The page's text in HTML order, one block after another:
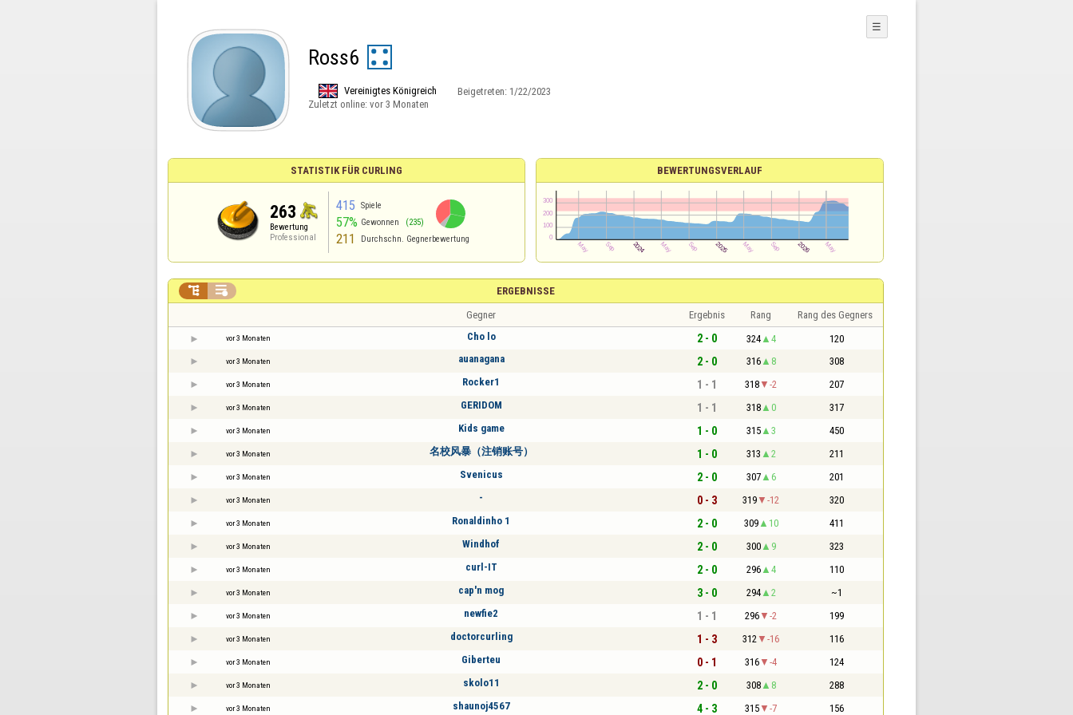
Ross6
Vereinigtes Königreich Beigetreten: 1/22/2023
Zuletzt online: vor 3 Monaten
☰
STATISTIK FÜR CURLING
263
Bewertung
Professional
415 Spiele
57% Gewonnen (235)
211 Durchschn. Gegnerbewertung
BEWERTUNGSVERLAUF
ERGEBNISSE
 
Gegner Ergebnis Rang Rang des Gegners
vor 3 Monaten Cho lo 2 - 0 324 4 120
vor 3 Monaten auanagana 2 - 0 316 8 308
vor 3 Monaten Rocker1 1 - 1 318 -2 207
vor 3 Monaten GERIDOM 1 - 1 318 0 317
vor 3 Monaten Kids game 1 - 0 315 3 450
vor 3 Monaten 名校风暴（注销账号） 1 - 0 313 2 211
vor 3 Monaten Svenicus 2 - 0 307 6 201
vor 3 Monaten - 0 - 3 319 -12 320
vor 3 Monaten Ronaldinho 1 2 - 0 309 10 411
vor 3 Monaten Windhof 2 - 0 300 9 323
vor 3 Monaten curl-IT 2 - 0 296 4 110
vor 3 Monaten cap'n mog 3 - 0 294 2 ~1
vor 3 Monaten newfie2 1 - 1 296 -2 199
vor 3 Monaten doctorcurling 1 - 3 312 -16 116
vor 3 Monaten Giberteu 0 - 1 316 -4 124
vor 3 Monaten skolo11 2 - 0 308 8 288
vor 3 Monaten shaunoj4567 4 - 3 315 -7 156